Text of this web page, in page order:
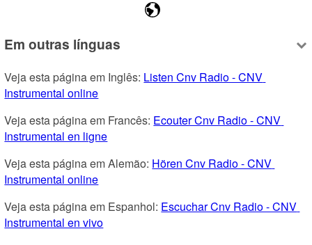
Em outras línguas
Veja esta página em Inglês: Listen Cnv Radio - CNV
Instrumental online
Veja esta página em Francês: Ecouter Cnv Radio - CNV
Instrumental en ligne
Veja esta página em Alemão: Hören Cnv Radio - CNV
Instrumental online
Veja esta página em Espanhol: Escuchar Cnv Radio - CNV
Instrumental en vivo